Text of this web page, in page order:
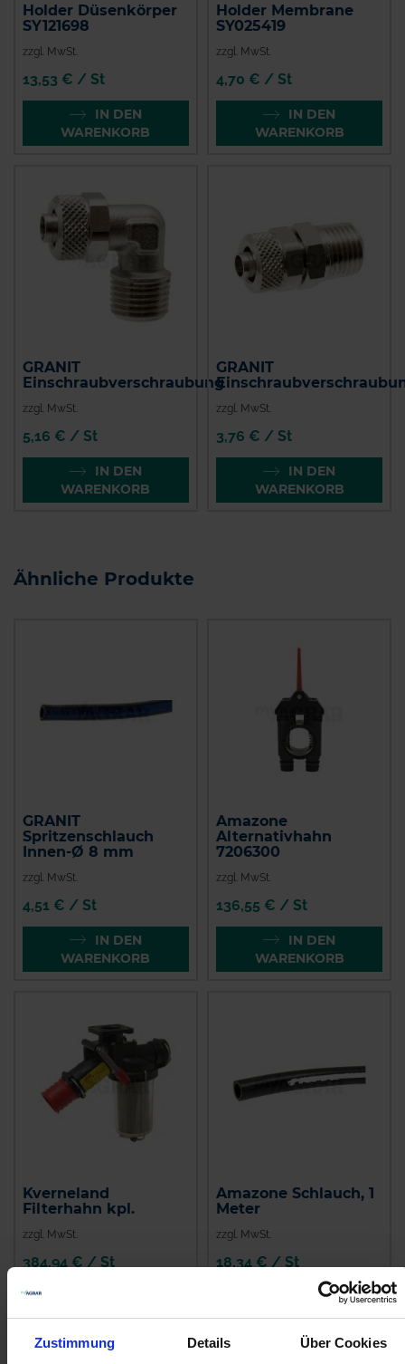
Zustimmung Details Über Cookies
Holder Düsenkörper
SY121698
zzgl. MwSt.
13,53 € / St
IN DEN
WARENKORB
Holder Membrane
SY025419
zzgl. MwSt.
4,70 € / St
IN DEN
WARENKORB
GRANIT
Einschraubverschraubung
zzgl. MwSt.
5,16 € / St
IN DEN
WARENKORB
GRANIT
zzgl. MwSt.
3,76 € / St
IN DEN
WARENKORB
Ähnliche Produkte
GRANIT
Spritzenschlauch
Innen-Ø 8 mm
zzgl. MwSt.
4,51 € / St
IN DEN
WARENKORB
Amazone
Alternativhahn
7206300
zzgl. MwSt.
136,55 € / St
IN DEN
WARENKORB
Kverneland
Filterhahn kpl.
zzgl. MwSt.
384,94 € / St
WARENKORB
Amazone Schlauch, 1
Meter
zzgl. MwSt.
18,34 € / St
IN DEN
WARENKORB